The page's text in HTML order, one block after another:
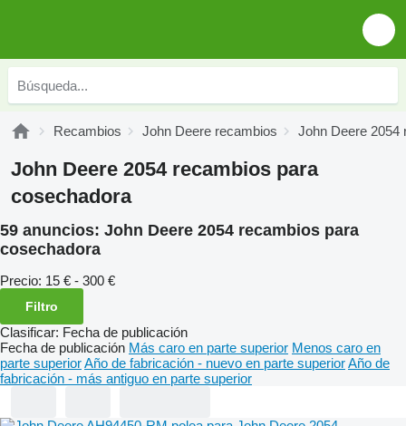
Recambios John Deere recambios John Deere 2054
John Deere 2054 recambios para
cosechadora
59 anuncios: John Deere 2054 recambios para
cosechadora
Precio: 15 € - 300 €
Filtro
Clasificar: Fecha de publicación
Fecha de publicación Más caro en parte superior Menos caro en
parte superiorAño de fabricación - nuevo en parte superiorAño de
fabricación - más antiguo en parte superior